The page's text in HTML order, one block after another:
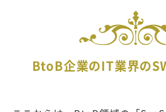
BtoB企業のIT業界の